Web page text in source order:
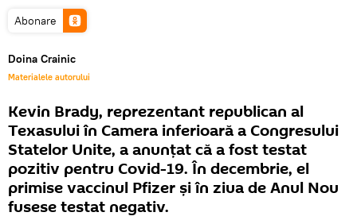
Abonare
Doina Crainic
Materialele autorului
Kevin Brady, reprezentant republican al
Texasului în Camera inferioară a Congresului
Statelor Unite, a anunțat că a fost testat
pozitiv pentru Covid-19. În decembrie, el
primise vaccinul Pfizer și în ziua de Anul Nou
fusese testat negativ.